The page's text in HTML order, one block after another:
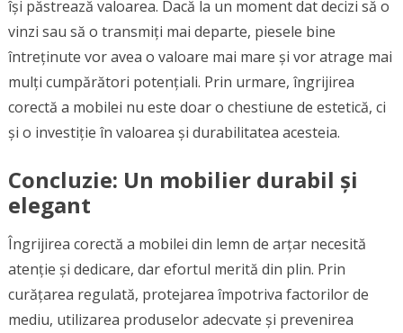
își păstrează valoarea. Dacă la un moment dat decizi să o
vinzi sau să o transmiți mai departe, piesele bine
întreținute vor avea o valoare mai mare și vor atrage mai
mulți cumpărători potențiali. Prin urmare, îngrijirea
corectă a mobilei nu este doar o chestiune de estetică, ci
și o investiție în valoarea și durabilitatea acesteia.
Concluzie: Un mobilier durabil și
elegant
Îngrijirea corectă a mobilei din lemn de arțar necesită
atenție și dedicare, dar efortul merită din plin. Prin
curățarea regulată, protejarea împotriva factorilor de
mediu, utilizarea produselor adecvate și prevenirea